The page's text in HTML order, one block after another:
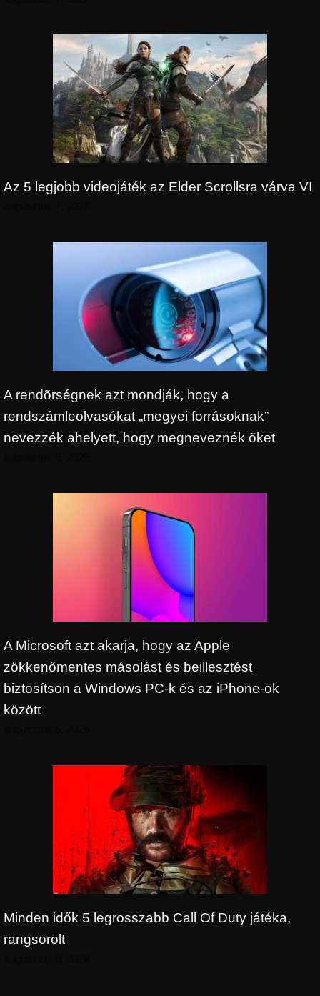
Az 5 legjobb videojáték az Elder Scrollsra várva VI
A rendõrségnek azt mondják, hogy a
rendszámleolvasókat „megyei forrásoknak”
nevezzék ahelyett, hogy megneveznék õket
A Microsoft azt akarja, hogy az Apple
zökkenőmentes másolást és beillesztést
biztosítson a Windows PC-k és az iPhone-ok
között
Minden idők 5 legrosszabb Call Of Duty játéka,
rangsorolt